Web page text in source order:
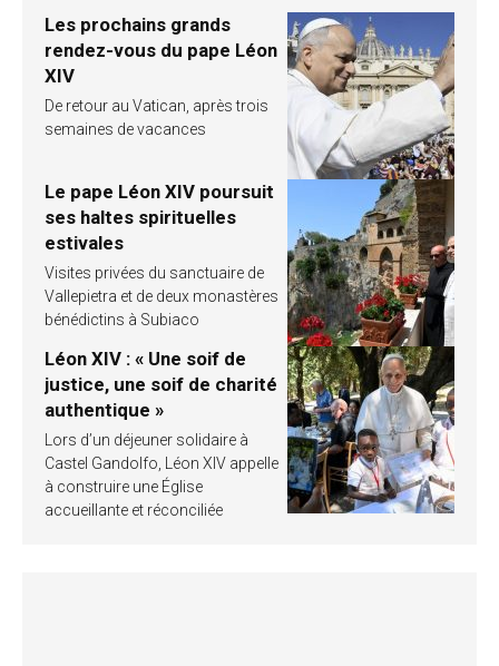
Les prochains grands
rendez-vous du pape Léon
XIV
De retour au Vatican, après trois
semaines de vacances
Le pape Léon XIV poursuit
ses haltes spirituelles
estivales
Visites privées du sanctuaire de
Vallepietra et de deux monastères
bénédictins à Subiaco
Léon XIV : « Une soif de
justice, une soif de charité
authentique »
Lors d’un déjeuner solidaire à
Castel Gandolfo, Léon XIV appelle
à construire une Église
accueillante et réconciliée